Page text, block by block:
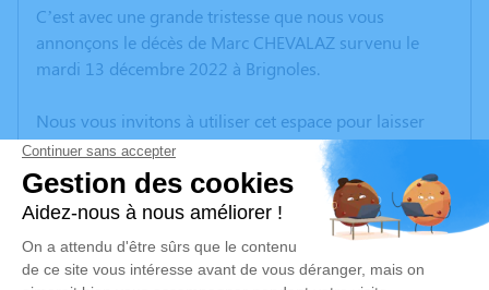
C’est avec une grande tristesse que nous vous
annonçons le décès de Marc CHEVALAZ survenu le
mardi 13 décembre 2022 à Brignoles.
Nous vous invitons à utiliser cet espace pour laisser
vos condoléances, partager des photos souvenirs, une
anecdote ou exprimer vos pensées à travers des
poèmes ou des textes. Cet endroit est un lieu
d'expression dédié à honorer la mémoire de Marc
CHEVALAZ.